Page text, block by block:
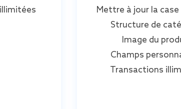
Mettre à jour la
Structure de
Image du
Champs
Transactions